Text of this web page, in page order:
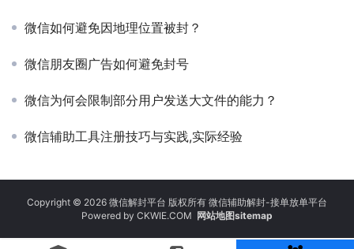
微信如何避免因地理位置被封？
微信朋友圈广告如何避免封号
微信为何会限制部分用户发送大文件的能力？
微信辅助工具注册技巧与实践,实际经验
Copyright © 2026 微信解封平台 版权所有 微信辅助解封-接单放单平台
Powered by CKWIE.COM 网站地图sitemap